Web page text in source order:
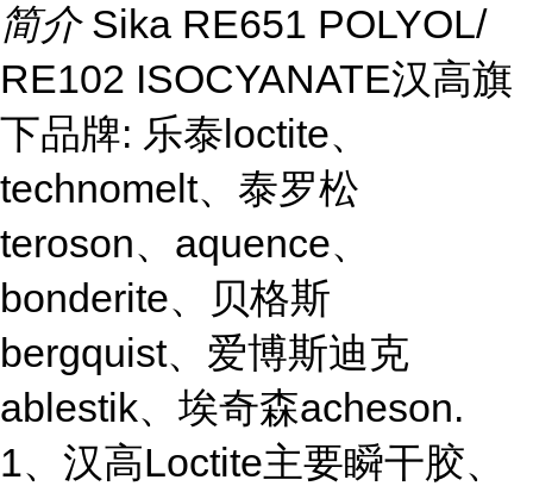
简介 Sika RE651 POLYOL/
RE102 ISOCYANATE汉高旗
下品牌: 乐泰loctite、
technomelt、泰罗松
teroson、aquence、
bonderite、贝格斯
bergquist、爱博斯迪克
ablestik、埃奇森acheson.
1、汉高Loctite主要瞬干胶、